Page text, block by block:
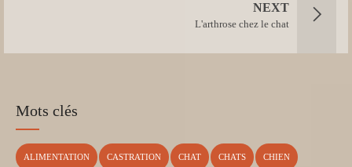
NEXT
L'arthrose chez le chat
Mots clés
ALIMENTATION CASTRATION CHAT CHATS CHIEN